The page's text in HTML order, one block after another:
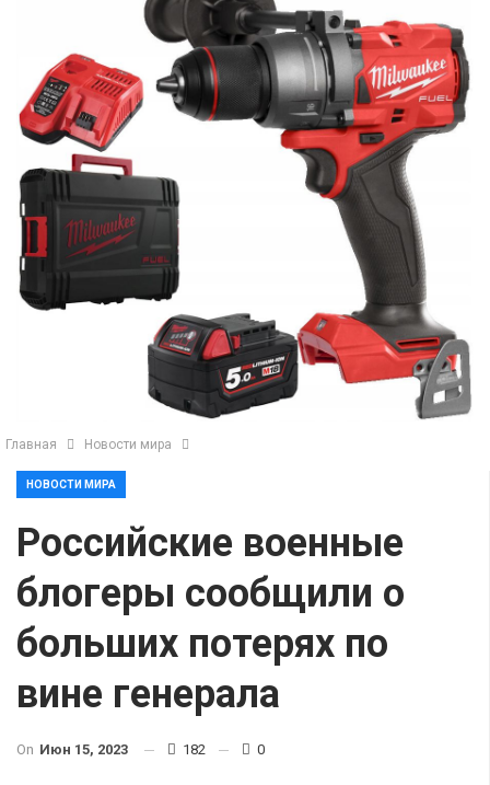
Главная Новости мира
НОВОСТИ МИРА
Российские военные
блогеры сообщили о
больших потерях по
вине генерала
On Июн 15, 2023 182 0